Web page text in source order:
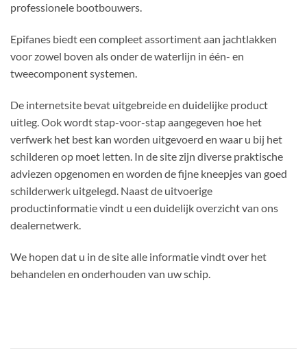
professionele bootbouwers.
Epifanes biedt een compleet assortiment aan jachtlakken
voor zowel boven als onder de waterlijn in één- en
tweecomponent systemen.
De internetsite bevat uitgebreide en duidelijke product
uitleg. Ook wordt stap-voor-stap aangegeven hoe het
verfwerk het best kan worden uitgevoerd en waar u bij het
schilderen op moet letten. In de site zijn diverse praktische
adviezen opgenomen en worden de fijne kneepjes van goed
schilderwerk uitgelegd. Naast de uitvoerige
productinformatie vindt u een duidelijk overzicht van ons
dealernetwerk.
We hopen dat u in de site alle informatie vindt over het
behandelen en onderhouden van uw schip.